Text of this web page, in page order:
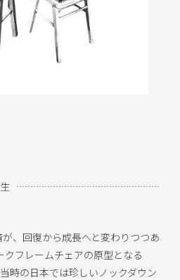
、回復から成長へと変わりつつあ
クフレームチェアの原型となる
時の日本では珍しいノックダウン